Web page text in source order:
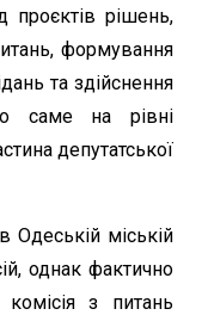
проєктів рішень,
формування
та здійснення
саме на рівні
депутатської
міській
однак фактично
з питань